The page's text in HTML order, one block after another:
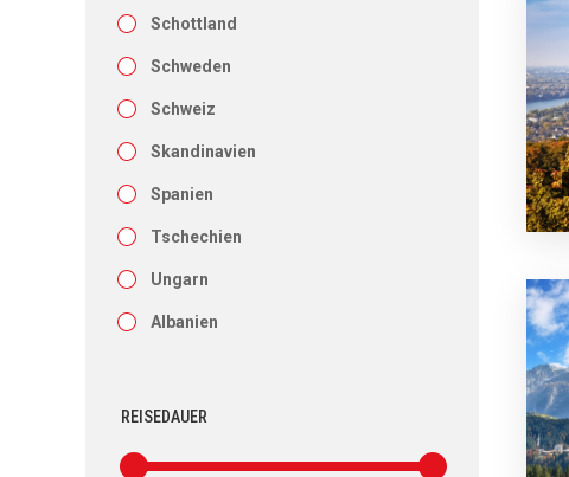
Schottland
Schweden
Schweiz
Skandinavien
Spanien
Tschechien
Ungarn
­Albanien
REISEDAUER